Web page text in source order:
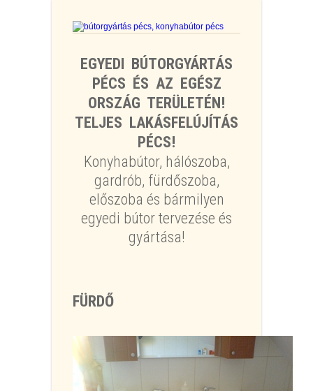
EGYEDI BÚTORGYÁRTÁS
PÉCS ÉS AZ EGÉSZ
ORSZÁG TERÜLETÉN!
TELJES LAKÁSFELÚJÍTÁS
PÉCS!
Konyhabútor, hálószoba,
gardrób, fürdőszoba,
előszoba és bármilyen
egyedi bútor tervezése és
gyártása!
FÜRDŐ